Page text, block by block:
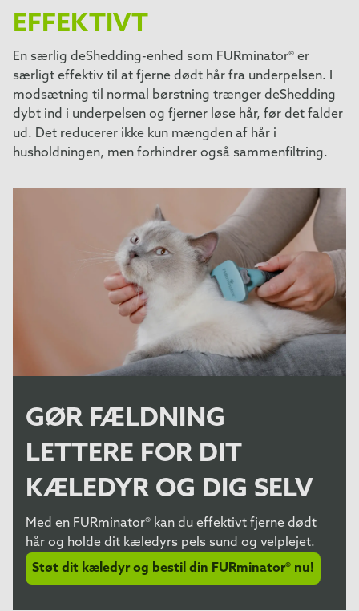
EFFEKTIVT
En særlig deShedding-enhed som FURminator® er
særligt effektiv til at fjerne dødt hår fra underpelsen. I
modsætning til normal børstning trænger deShedding
dybt ind i underpelsen og fjerner løse hår, før det falder
ud. Det reducerer ikke kun mængden af hår i
husholdningen, men forhindrer også sammenfiltring.
GØR FÆLDNING
LETTERE FOR DIT
KÆLEDYR OG DIG SELV
Med en FURminator® kan du effektivt fjerne dødt
hår og holde dit kæledyrs pels sund og velplejet.
Støt dit kæledyr og bestil din FURminator® nu!